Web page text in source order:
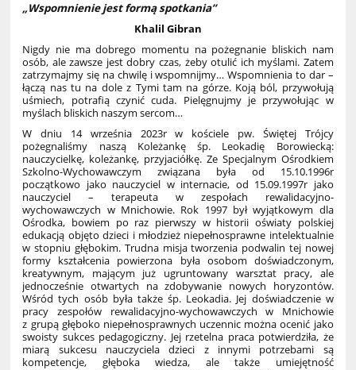
„Wspomnienie jest formą spotkania”
Khalil Gibran
Nigdy nie ma dobrego momentu na pożegnanie bliskich nam
osób, ale zawsze jest dobry czas, żeby otulić ich myślami. Zatem
zatrzymajmy się na chwilę i wspomnijmy… Wspomnienia to dar –
łączą nas tu na dole z Tymi tam na górze. Koją ból, przywołują
uśmiech, potrafią czynić cuda. Pielęgnujmy je przywołując w
myślach bliskich naszym sercom…
W dniu 14 września 2023r w kościele pw. Świętej Trójcy
pożegnaliśmy naszą Koleżankę śp. Leokadię Borowiecką:
nauczycielkę, koleżankę, przyjaciółkę. Ze Specjalnym Ośrodkiem
Szkolno-Wychowawczym związana była od 15.10.1996r
początkowo jako nauczyciel w internacie, od 15.09.1997r jako
nauczyciel – terapeuta w zespołach rewalidacyjno-
wychowawczych w Mnichowie. Rok 1997 był wyjątkowym dla
Ośrodka, bowiem po raz pierwszy w historii oświaty polskiej
edukacją objęto dzieci i młodzież niepełnosprawne intelektualnie
w stopniu głębokim. Trudna misja tworzenia podwalin tej nowej
formy kształcenia powierzona była osobom doświadczonym,
kreatywnym, mającym już ugruntowany warsztat pracy, ale
jednocześnie otwartych na zdobywanie nowych horyzontów.
Wśród tych osób była także śp. Leokadia. Jej doświadczenie w
pracy zespołów rewalidacyjno-wychowawczych w Mnichowie
z grupą głęboko niepełnosprawnych uczennic można ocenić jako
swoisty sukces pedagogiczny. Jej rzetelna praca potwierdziła, że
miarą sukcesu nauczyciela dzieci z innymi potrzebami są
kompetencje, głęboka wiedza, ale także umiejętność